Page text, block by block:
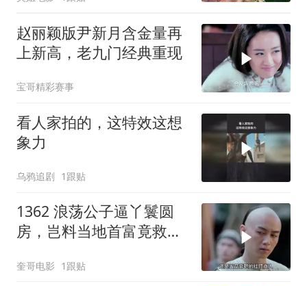
赵丽颖版尹新月含金量再
上新高，老九门经典重现
宝哥精彩赛事
看人家拍的，这特效这想
象力
乌鸦追剧 1跟贴
1362 浪荡公子逼丫鬟圆
房，岂料当地首富竟救下
奎哥电影 1跟贴